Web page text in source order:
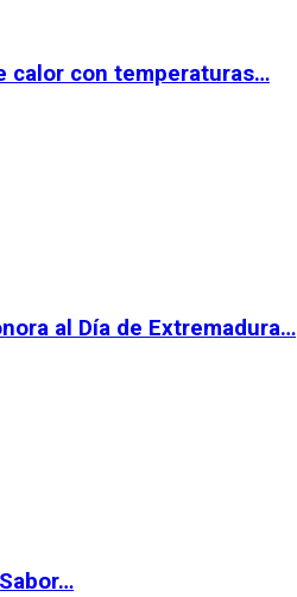
calor con temperaturas…
al Día de Extremadura…